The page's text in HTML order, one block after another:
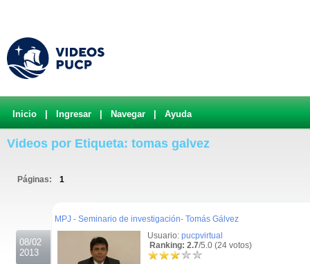
Inicio Ingresar Navegar Ayuda
Videos por Etiqueta: tomas galvez
Páginas: 1
08/02
2013
MPJ - Seminario de investigación- Tomás Gálvez
Usuario: pucpvirtual
Ranking: 2.7/5.0 (24 votos)